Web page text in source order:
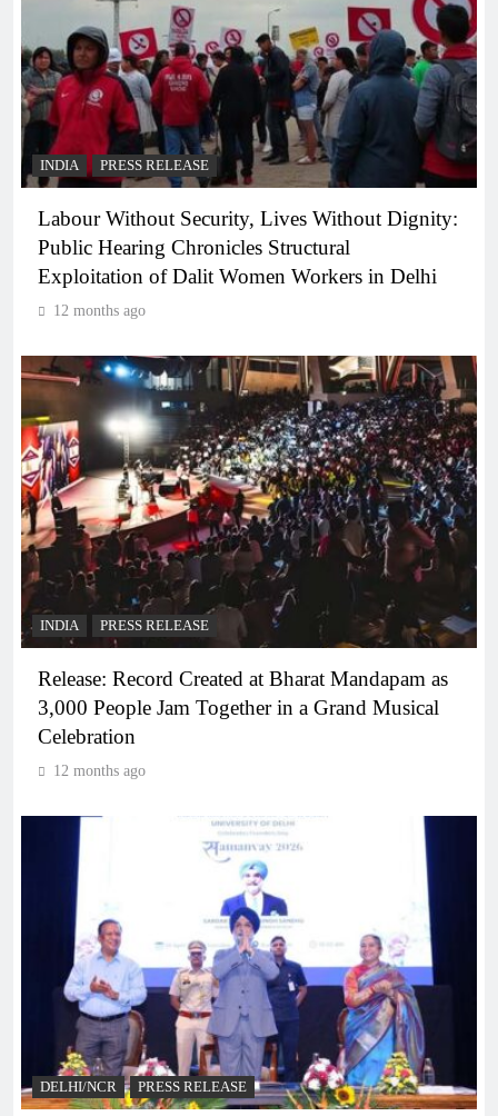
INDIA PRESS RELEASE
Labour Without Security, Lives Without Dignity:
Public Hearing Chronicles Structural
Exploitation of Dalit Women Workers in Delhi
12 months ago
INDIA PRESS RELEASE
Release: Record Created at Bharat Mandapam as
3,000 People Jam Together in a Grand Musical
Celebration
12 months ago
DELHI/NCR PRESS RELEASE